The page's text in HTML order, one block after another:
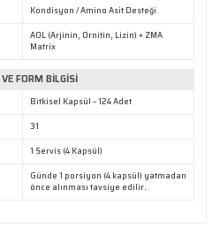
Kondisyon / Amino Asit Desteği
AOL (Arjinin, Ornitin, Lizin) + ZMA
Matrix
FORM BİLGİSİ
Bitkisel Kapsül – 124 Adet
31
1 Servis (4 Kapsül)
Günde 1 porsiyon (4 kapsül) yatmadan
önce alınması tavsiye edilir.